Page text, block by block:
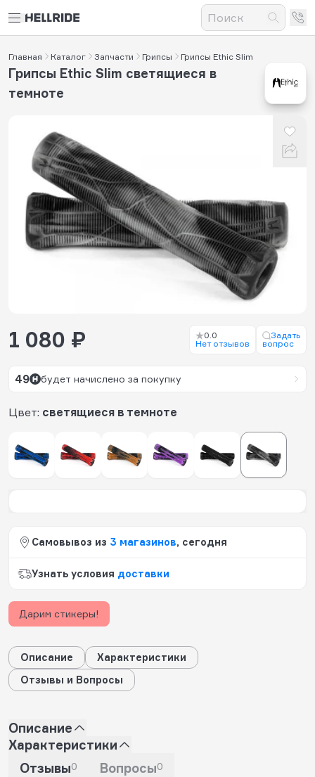
Главная Каталог Запчасти Грипсы Грипсы Ethic Slim
Грипсы Ethic Slim светящиеся в
темноте
Цвет: светящиеся в темноте
1 080 ₽
0.0
Нет отзывов
Задать
вопрос
49 будет начислено за покупку
Самовывоз из 3 магазинов, сегодня
Узнать условия доставки
Дарим стикеры!
Описание
Характеристики
Отзывы и Вопросы
Описание
Характеристики
Отзывы0 Вопросы0